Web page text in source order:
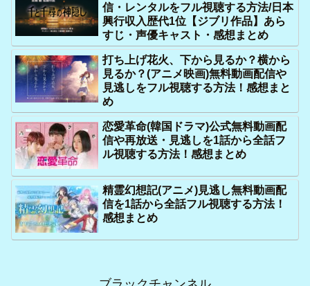
信・レンタルをフル視聴する方法/日本
興行収入歴代1位【ジブリ作品】あら
すじ・声優キャスト・感想まとめ
打ち上げ花火、下から見るか？横から
見るか？(アニメ映画)無料動画配信や
見逃しをフル視聴する方法！感想まと
め
恋愛革命(韓国ドラマ)公式無料動画配
信や再放送・見逃しを1話から全話フ
ル視聴する方法！感想まとめ
精霊幻想記(アニメ)見逃し無料動画配
信を1話から全話フル視聴する方法！
感想まとめ